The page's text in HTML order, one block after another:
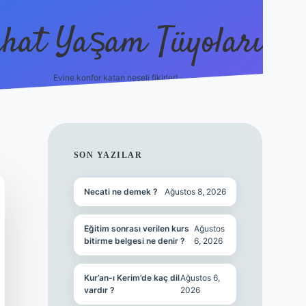
Yaşam Tüyoları
Evine konfor katan neşeli fikirler!
SIDEBAR
SON YAZILAR
Necati ne demek ? Ağustos 8, 2026
Eğitim sonrası verilen kurs
bitirme belgesi ne denir ?
Ağustos
6, 2026
Kur’an-ı Kerim’de kaç dil
vardır ?
Ağustos 6,
2026
ilbet canlı maç